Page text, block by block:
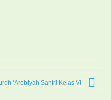
‘Arobiyah Santri Kelas VI